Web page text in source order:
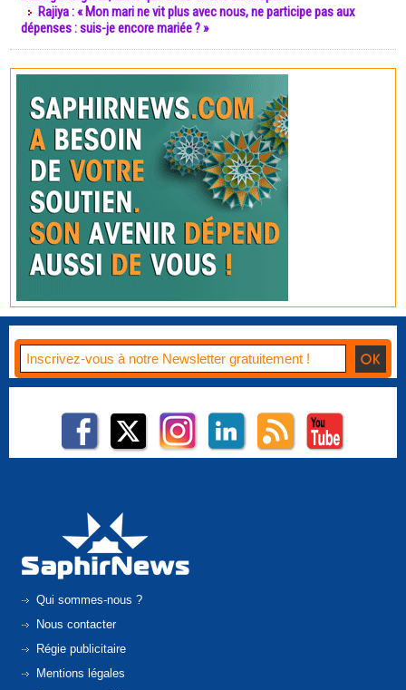
Rajiya : « Mon mari ne vit plus avec nous, ne participe pas aux
dépenses : suis-je encore mariée ? »
Qui sommes-nous ?
Nous contacter
Régie publicitaire
Mentions légales